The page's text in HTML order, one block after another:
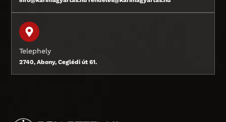
Telephely
2740, Abony, Ceglédi út 61.